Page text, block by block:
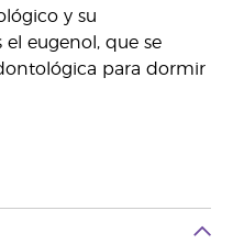
y su
eugenol, que se
para dormir